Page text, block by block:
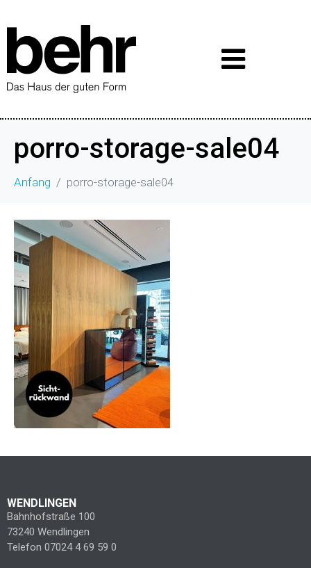
porro-storage-sale04
Anfang porro-storage-sale04
WENDLINGEN
Bahnhofstraße 100
73240 Wendlingen
Telefon 07024 4 69 59 0